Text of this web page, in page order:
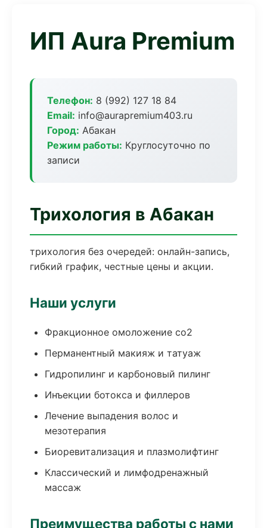
ИП Aura Premium
Телефон: 8 (992) 127 18 84
Email: info@aurapremium403.ru
Город: Абакан
Режим работы: Круглосуточно по
записи
Трихология в Абакан
трихология без очередей: онлайн-запись,
гибкий график, честные цены и акции.
Наши услуги
Фракционное омоложение co2
Перманентный макияж и татуаж
Гидропилинг и карбоновый пилинг
Инъекции ботокса и филлеров
Лечение выпадения волос и
мезотерапия
Биоревитализация и плазмолифтинг
Классический и лимфодренажный
массаж
Преимущества работы с нами